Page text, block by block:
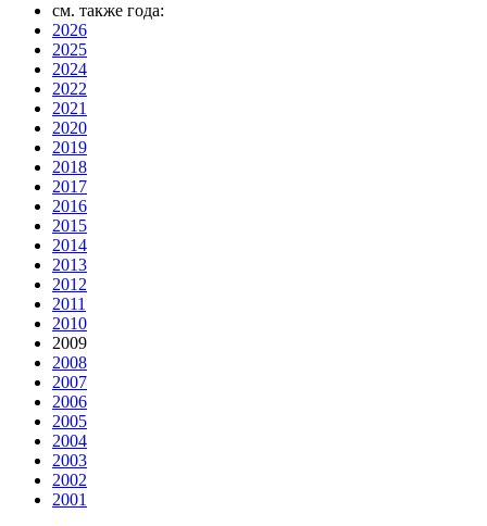
см. также года:
2026
2025
2024
2022
2021
2020
2019
2018
2017
2016
2015
2014
2013
2012
2011
2010
2009
2008
2007
2006
2005
2004
2003
2002
2001